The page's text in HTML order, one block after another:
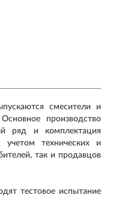
смесители и
производство
ряд и комплектация
технических и
так и продавцов
тестовое испытание